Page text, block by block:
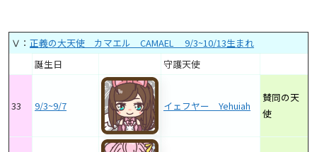
Ⅴ： 正義の大天使 カマエル CAMAEL 9/3~10/13生まれ
誕生日
守護天使
33 9/3~9/7 イェフヤー Yehuiah
賛同の天
使